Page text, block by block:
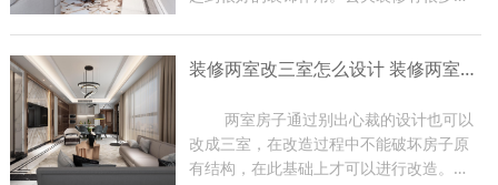
康，严重时会影响到主人的事业。下面小装修两室改三室怎么设计 装修两室注意事项
	两室房子通过别出心裁的设计也可以
改成三室，在改造过程中不能破坏房子原
有结构，在此基础上才可以进行改造。两